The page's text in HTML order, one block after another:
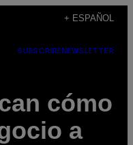
+ ESPAÑOL
SUBSCRIBE NEWSLETTER
cómo
a